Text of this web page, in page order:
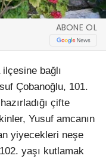
ABONE OL
bağlı
Çobanoğlu, 101.
çifte
Yusuf amcanın
yiyecekleri neşe
yaşı kutlamak